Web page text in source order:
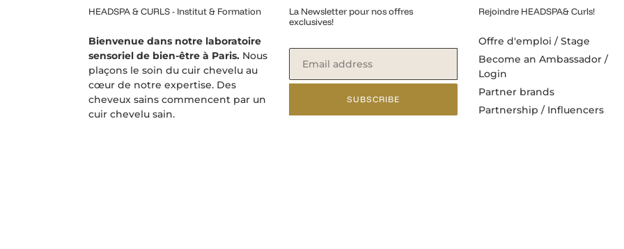
HEADSPA & CURLS - Institut & Formation
Bienvenue dans notre laboratoire
sensoriel de bien-être à Paris. Nous
plaçons le soin du cuir chevelu au
cœur de notre expertise. Des
cheveux sains commencent par un
cuir chevelu sain.
La Newsletter pour nos offres
exclusives!
SUBSCRIBE
Rejoindre HEADSPA& Curls!
Offre d'emploi / Stage
Become an Ambassador /
Login
Partner brands
Partnership / Influencers